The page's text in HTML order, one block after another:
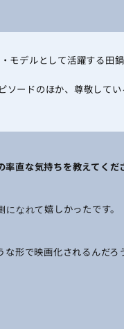
モデルとして活躍する田
ソードのほか、尊敬してい
直な気持ちを教えてくだ
になれて嬉しかったです。
な形で映画化されるんだ